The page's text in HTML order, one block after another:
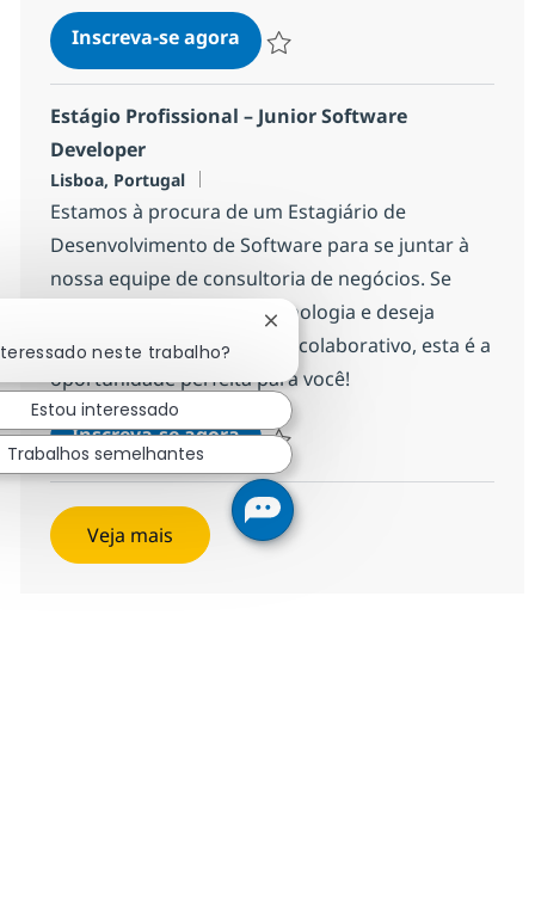
Inscreva-se agoraConsultor Júnior - Porto
Estágio Profissional – Junior Software
Developer
Localização
Lisboa, Portugal
Estamos à procura de um Estagiário de
Desenvolvimento de Software para se juntar à
nossa equipe de consultoria de negócios. Se
você é apaixonado por tecnologia e deseja
aprender em um ambiente colaborativo, esta é a
oportunidade perfeita para você!
Inscreva-se agoraEstágio Profissional – Junior
Salvar Estágio Profissional – Junior
Veja mais
neste trabalho?
Fechar notificação de chatbot
Estou interessado
Trabalhos semelhantes